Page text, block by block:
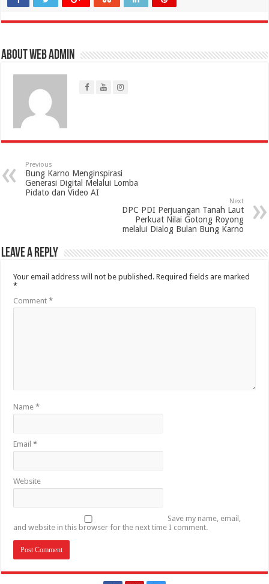
About Web Admin
Previous
Bung Karno Menginspirasi
Generasi Digital Melalui Lomba
Pidato dan Video AI
Next
DPC PDI Perjuangan Tanah Laut
Perkuat Nilai Gotong Royong
melalui Dialog Bulan Bung Karno
Leave a Reply
Your email address will not be published. Required fields are marked
*
Comment*
Name*
Email*
Website
Save my name, email,
and website in this browser for the next time I comment.